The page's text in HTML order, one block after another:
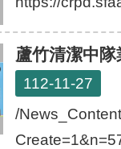
蘆竹清潔中
112-11-27
/